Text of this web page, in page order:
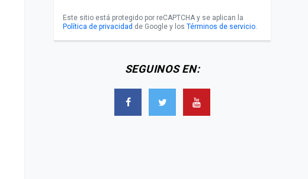
Este sitio está protegido por reCAPTCHA y se aplican la
Política de privacidad de Google y los Términos de servicio.
SEGUINOS EN: